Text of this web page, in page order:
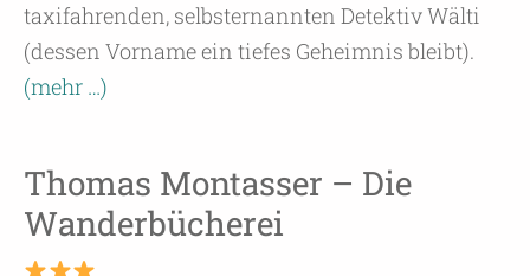
taxifahrenden, selbsternannten Detektiv Wälti
(dessen Vorname ein tiefes Geheimnis bleibt).
(mehr …)
Thomas Montasser – Die
Wanderbücherei